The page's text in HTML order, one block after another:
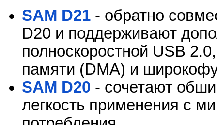
SAM D21 - обратно
D20 и поддерживают
полноскоростной USB
памяти (DMA) и
SAM D20 - сочетают
легкость применения с